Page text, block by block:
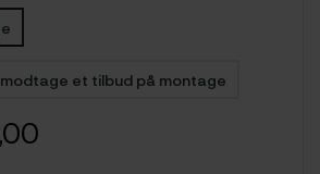
et tilbud på montage